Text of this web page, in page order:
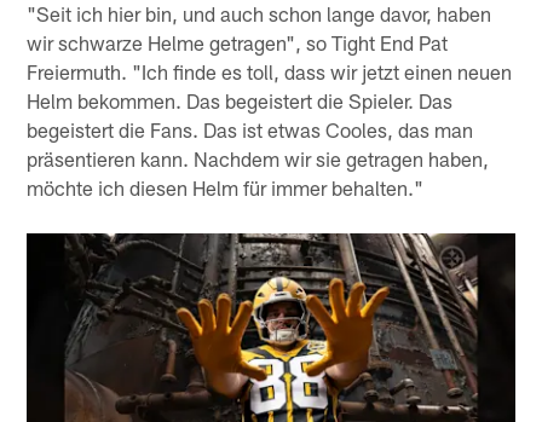
"Seit ich hier bin, und auch schon lange davor, haben
wir schwarze Helme getragen", so Tight End Pat
Freiermuth. "Ich finde es toll, dass wir jetzt einen neuen
Helm bekommen. Das begeistert die Spieler. Das
begeistert die Fans. Das ist etwas Cooles, das man
präsentieren kann. Nachdem wir sie getragen haben,
möchte ich diesen Helm für immer behalten."